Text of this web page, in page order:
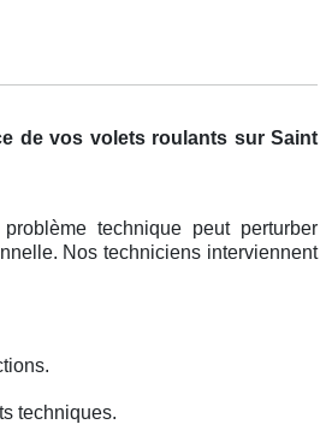
de vos volets roulants sur Saint
technique peut perturber
Nos techniciens interviennent
techniques.